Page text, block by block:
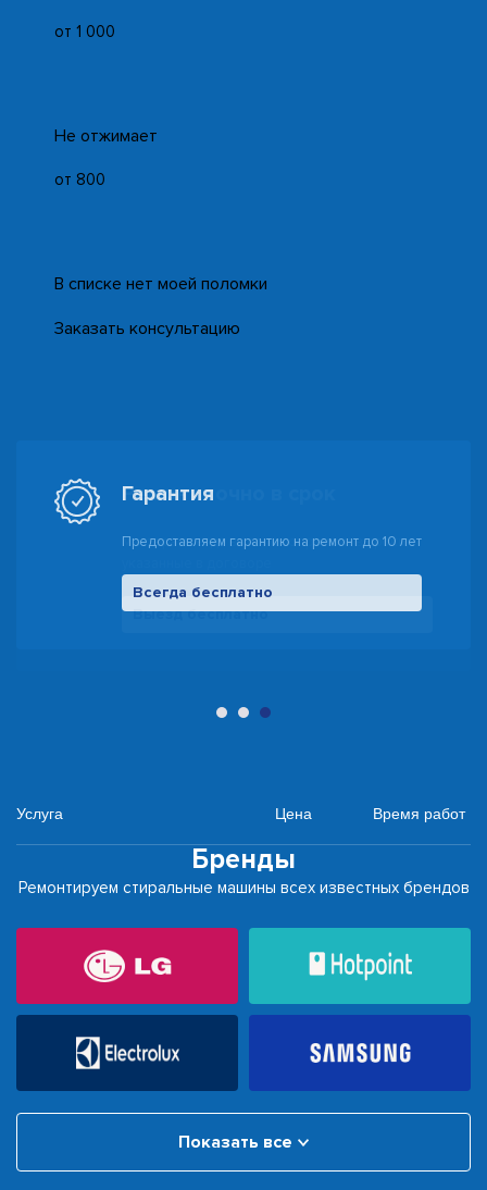
от 1 000
Не отжимает
от 800
В списке нет моей поломки
Заказать консультацию
Гарантия
Предоставляем гарантию на ремонт до 10 лет
Всегда бесплатно
Услуга Цена Время работ
Бренды
Ремонтируем стиральные машины всех известных брендов
Показать все